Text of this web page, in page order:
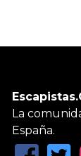
La
España.